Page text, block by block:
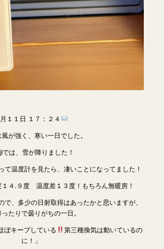
月１１日 １７：２４
風が強く、寒い一日でした。
では、雪が降りました！
て温度計を見たら、凄いことになってました！
４.９度 温度差１３度！もちろん無暖房！
、多少の日射取得はあったかと思いますが、
たりで曇りがちの一日。
ぼキープしている
第三種換気は動いているの
に！ 」